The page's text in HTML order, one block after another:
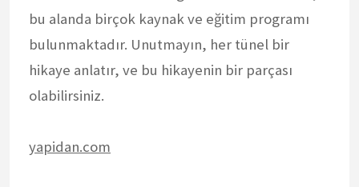
bu alanda birçok kaynak ve eğitim programı
bulunmaktadır. Unutmayın, her tünel bir
hikaye anlatır, ve bu hikayenin bir parçası
olabilirsiniz.
yapidan.com